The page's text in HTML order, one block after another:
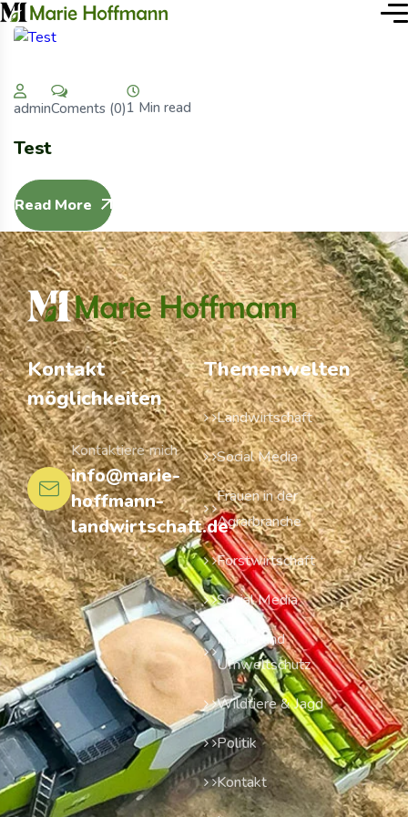
adminComents (0)1 Min read
Test
Read More
Kontakt
möglichkeiten
info@marie-
hoffmann-
landwirtschaft.de
Kontaktiere mich
Themenwelten
Landwirtschaft
Social Media
Frauen in der
Agrarbranche
Forstwirtschaft
Social Media
Natur- und
Umweltschutz
Wildtiere & Jagd
Politik
Kontakt